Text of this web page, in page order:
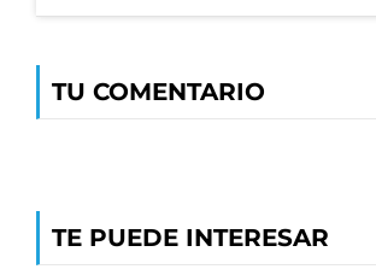
TU COMENTARIO
TE PUEDE INTERESAR